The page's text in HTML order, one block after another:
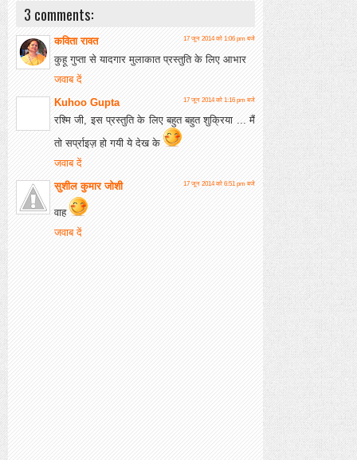
3 comments:
कविता रावत 17 जून 2014 को 1:06 pm बजे
कुहू गुप्ता से यादगार मुलाकात प्रस्तुति के लिए आभार
जवाब दें
Kuhoo Gupta
17 जून 2014 को 1:16 pm बजे
रश्मि जी, इस प्रस्तुति के लिए बहुत बहुत शुक्रिया ... मैं
तो सर्प्राइज़ हो गयी ये देख के
जवाब दें
सुशील कुमार जोशी
17 जून 2014 को 6:51 pm बजे
वाह
जवाब दें